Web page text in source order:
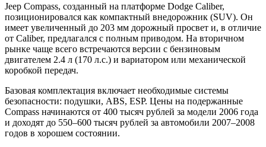
Jeep Compass, созданный на платформе Dodge Caliber,
позиционировался как компактный внедорожник (SUV). Он
имеет увеличенный до 203 мм дорожный просвет и, в отличие
от Caliber, предлагался с полным приводом. На вторичном
рынке чаще всего встречаются версии с бензиновым
двигателем 2.4 л (170 л.с.) и вариатором или механической
коробкой передач.
Базовая комплектация включает необходимые системы
безопасности: подушки, ABS, ESP. Цены на подержанные
Compass начинаются от 400 тысяч рублей за модели 2006 года
и доходят до 550–600 тысяч рублей за автомобили 2007–2008
годов в хорошем состоянии.